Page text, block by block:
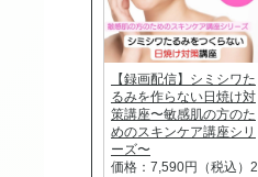
【録画配信】シミシワた
るみを作らない日焼け対
策講座〜敏感肌の方のた
めのスキンケア講座シリ
ーズ〜
価格：7,590円（税込）2